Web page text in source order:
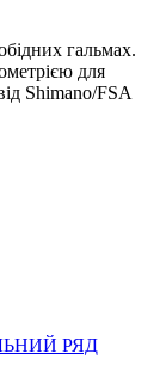
гальмах.
для
Shimano/FSA
РЯД